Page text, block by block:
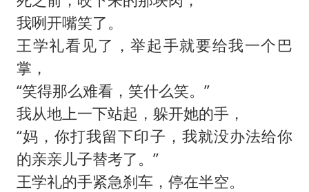
我咧开嘴笑了。
王学礼看见了，举起手就要给我一个巴
掌，
“笑得那么难看，笑什么笑。”
我从地上一下站起，躲开她的手，
“妈，你打我留下印子，我就没办法给你
的亲亲儿子替考了。”
王学礼的手紧急刹车，停在半空。